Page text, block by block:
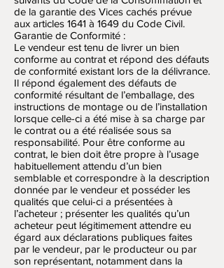
de la garantie des Vices cachés prévue
aux articles 1641 à 1649 du Code Civil.
Garantie de Conformité :
Le vendeur est tenu de livrer un bien
conforme au contrat et répond des défauts
de conformité existant lors de la délivrance.
Il répond également des défauts de
conformité résultant de l’emballage, des
instructions de montage ou de l’installation
lorsque celle-ci a été mise à sa charge par
le contrat ou a été réalisée sous sa
responsabilité. Pour être conforme au
contrat, le bien doit être propre à l’usage
habituellement attendu d’un bien
semblable et correspondre à la description
donnée par le vendeur et posséder les
qualités que celui-ci a présentées à
l’acheteur ; présenter les qualités qu’un
acheteur peut légitimement attendre eu
égard aux déclarations publiques faites
par le vendeur, par le producteur ou par
son représentant, notamment dans la